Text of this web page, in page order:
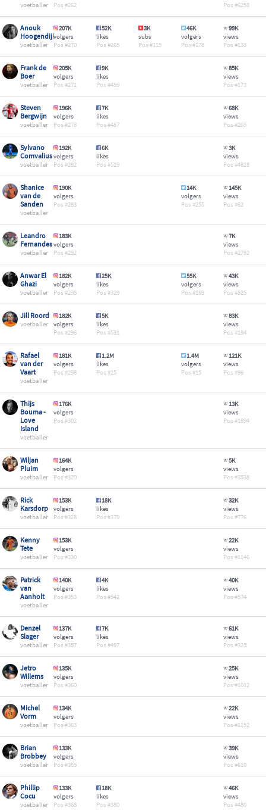
voetballer
262
6258
Anouk
Hoogendijk
voetballer
207K
volgers
270
52K
likes
265
3K
subs
115
46K
volgers
178
99K
views
133
Frank de
Boer
voetballer
205K
volgers
271
9K
likes
459
85K
views
173
Steven
Bergwijn
voetballer
196K
volgers
278
7K
likes
487
68K
views
265
Sylvano
Comvalius
voetballer
192K
volgers
282
6K
likes
519
3K
views
4828
Shanice
van de
Sanden
voetballer
190K
volgers
283
14K
volgers
255
145K
views
62
Leandro
Fernandes
voetballer
183K
volgers
292
7K
views
2782
Anwar El
Ghazi
voetballer
182K
volgers
295
25K
likes
329
55K
volgers
169
43K
views
525
Jill Roord
voetballer
182K
volgers
296
5K
likes
531
83K
views
184
Rafael
van der
Vaart
voetballer
181K
volgers
298
1.2M
likes
25
1.4M
volgers
15
121K
views
96
Thijs
Bouma -
Love
Island
voetballer
176K
volgers
302
13K
views
1894
Wiljan
Pluim
voetballer
164K
volgers
320
5K
views
3538
Rick
Karsdorp
voetballer
153K
volgers
328
18K
likes
379
32K
views
776
Kenny
Tete
voetballer
153K
volgers
330
22K
views
1146
Patrick
van
Aanholt
voetballer
140K
volgers
353
4K
likes
542
40K
views
574
Denzel
Slager
voetballer
137K
volgers
357
7K
likes
497
61K
views
325
Jetro
Willems
voetballer
135K
volgers
360
25K
views
1012
Michel
Vorm
voetballer
134K
volgers
363
22K
views
1152
Brian
Brobbey
voetballer
133K
volgers
365
39K
views
610
Phillip
Cocu
voetballer
133K
volgers
368
18K
likes
380
46K
views
480